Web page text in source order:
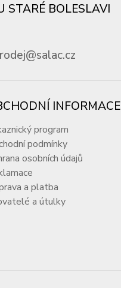
STARÉ BOLESLAVI
INFORMACE
program
podmínky
osobních údajů
a platba
a útulky